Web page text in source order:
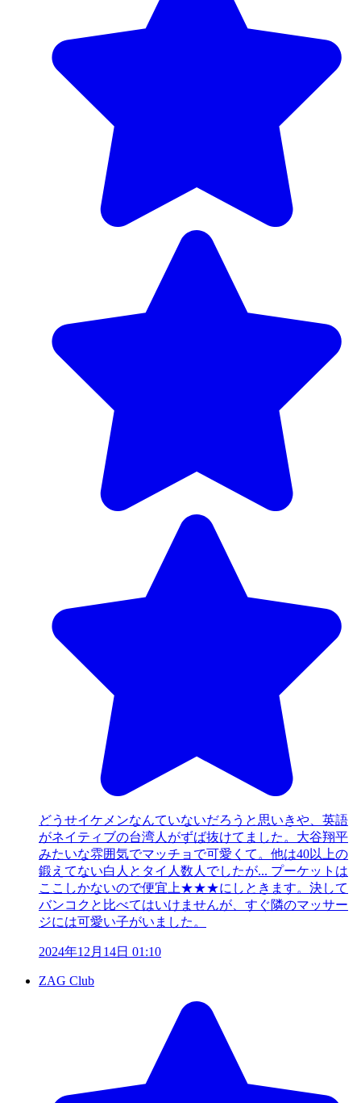
どうせイケメンなんていないだろうと思いきや、英語
がネイティブの台湾人がずば抜けてました。大谷翔平
みたいな雰囲気でマッチョで可愛くて。他は40以上の
鍛えてない白人とタイ人数人でしたが... プーケットは
ここしかないので便宜上★★★にしときます。決して
バンコクと比べてはいけませんが、すぐ隣のマッサー
ジには可愛い子がいました。
2024年12月14日 01:10
ZAG Club